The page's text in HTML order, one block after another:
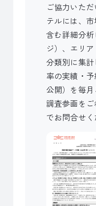
ご協力いた
テルには、
含む詳細分
ジ）、エリ
分類別に集
率の実績・
公開）を毎月
調査参画を
でお問合せく